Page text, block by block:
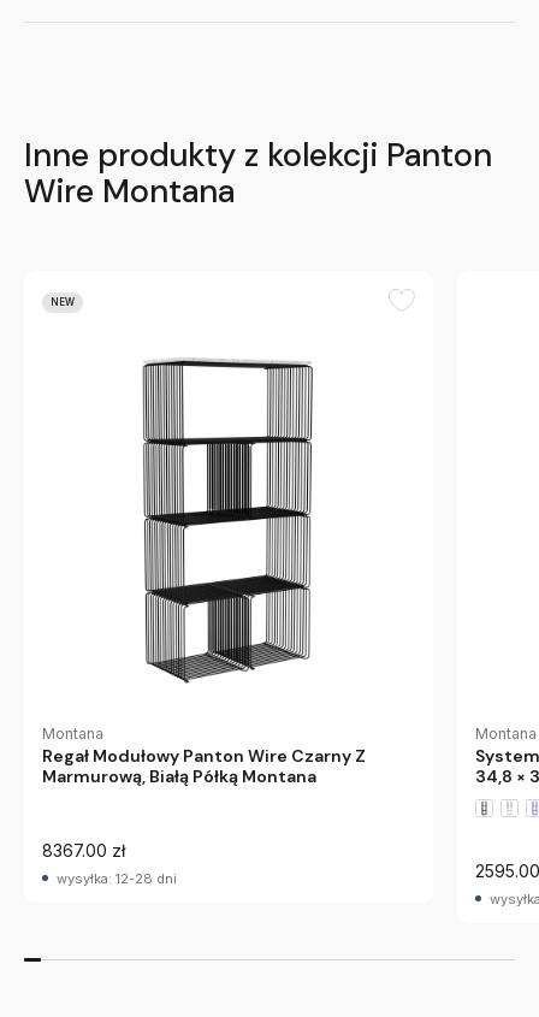
Inne produkty z kolekcji Panton
Wire Montana
NEW
Montana
Regał Modułowy Panton Wire Czarny Z
Marmurową, Białą Półką Montana
8367.00 zł
wysyłka: 12-28 dni
Montana
34,8 ×